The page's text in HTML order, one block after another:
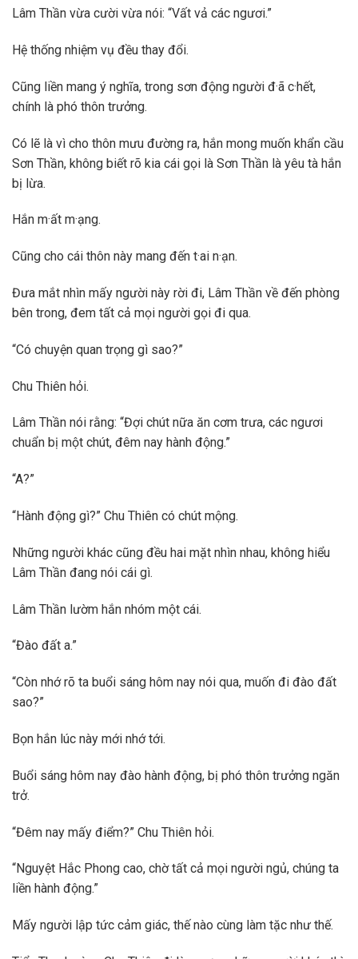
Lâm Thần vừa cười vừa nói: “Vất vả các ngươi.”
Hệ thống nhiệm vụ đều thay đổi.
Cũng liền mang ý nghĩa, trong sơn động người đ·ã c·hết,
chính là phó thôn trưởng.
Có lẽ là vì cho thôn mưu đường ra, hắn mong muốn khẩn cầu
Sơn Thần, không biết rõ kia cái gọi là Sơn Thần là yêu tà hắn
bị lừa.
Hắn m·ất m·ạng.
Cũng cho cái thôn này mang đến t·ai n·ạn.
Đưa mắt nhìn mấy người này rời đi, Lâm Thần về đến phòng
bên trong, đem tất cả mọi người gọi đi qua.
“Có chuyện quan trọng gì sao?”
Chu Thiên hỏi.
Lâm Thần nói rằng: “Đợi chút nữa ăn cơm trưa, các ngươi
chuẩn bị một chút, đêm nay hành động.”
“A?”
“Hành động gì?” Chu Thiên có chút mộng.
Những người khác cũng đều hai mặt nhìn nhau, không hiểu
Lâm Thần đang nói cái gì.
Lâm Thần lườm hắn nhóm một cái.
“Đào đất a.”
“Còn nhớ rõ ta buổi sáng hôm nay nói qua, muốn đi đào đất
sao?”
Bọn hắn lúc này mới nhớ tới.
Buổi sáng hôm nay đào hành động, bị phó thôn trưởng ngăn
trở.
“Đêm nay mấy điểm?” Chu Thiên hỏi.
“Nguyệt Hắc Phong cao, chờ tất cả mọi người ngủ, chúng ta
liền hành động.”
Mấy người lập tức cảm giác, thế nào cùng làm tặc như thế.